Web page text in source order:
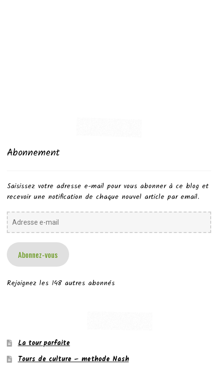
Abonnement
Saisissez votre adresse e-mail pour vous abonner à ce blog et
recevoir une notification de chaque nouvel article par email.
Adresse
e-
Abonnez-vous
Rejoignez les 148 autres abonnés
La tour parfaite
Tours de culture – methode Nash